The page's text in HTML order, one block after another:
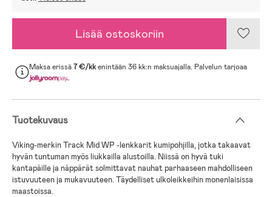
Lisää ostoskoriin
Maksa erissä7 €/kkenintään 36 kk:n maksuajalla. Palvelun tarjoaa
.
Tuotekuvaus
Viking-merkin Track Mid WP -lenkkarit kumipohjilla, jotka takaavat
hyvän tuntuman myös liukkailla alustoilla. Niissä on hyvä tuki
kantapäille ja näppärät solmittavat nauhat parhaaseen mahdolliseen
istuvuuteen ja mukavuuteen. Täydelliset ulkoleikkeihin monenlaisissa
maastoissa.